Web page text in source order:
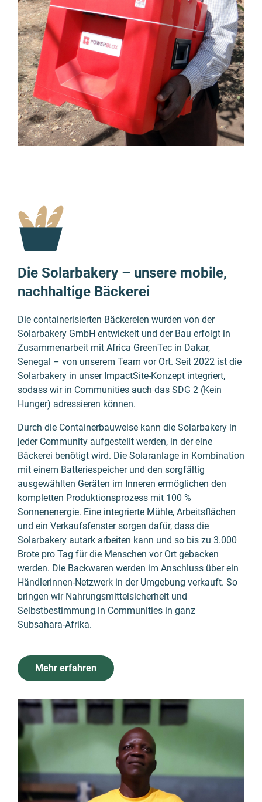
Die Solarbakery – unsere mobile,
nachhaltige Bäckerei
Die containerisierten Bäckereien wurden von der
Solarbakery GmbH entwickelt und der Bau erfolgt in
Zusammenarbeit mit Africa GreenTec in Dakar,
Senegal – von unserem Team vor Ort. Seit 2022 ist die
Solarbakery in unser ImpactSite-Konzept integriert,
sodass wir in Communities auch das SDG 2 (Kein
Hunger) adressieren können.
Durch die Containerbauweise kann die Solarbakery in
jeder Community aufgestellt werden, in der eine
Bäckerei benötigt wird. Die Solaranlage in Kombination
mit einem Batteriespeicher und den sorgfältig
ausgewählten Geräten im Inneren ermöglichen den
kompletten Produktionsprozess mit 100 %
Sonnenenergie. Eine integrierte Mühle, Arbeitsflächen
und ein Verkaufsfenster sorgen dafür, dass die
Solarbakery autark arbeiten kann und so bis zu 3.000
Brote pro Tag für die Menschen vor Ort gebacken
werden. Die Backwaren werden im Anschluss über ein
Händlerinnen-Netzwerk in der Umgebung verkauft. So
bringen wir Nahrungsmittelsicherheit und
Selbstbestimmung in Communities in ganz
Subsahara-Afrika.
Mehr erfahren